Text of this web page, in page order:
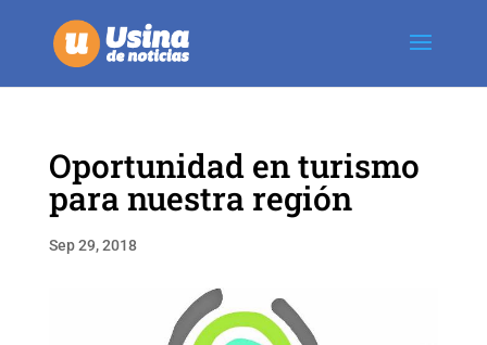
Oportunidad en turismo
para nuestra región
Sep 29, 2018